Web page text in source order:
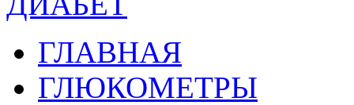
ГЛАВНАЯ
ГЛЮКОМЕТРЫ